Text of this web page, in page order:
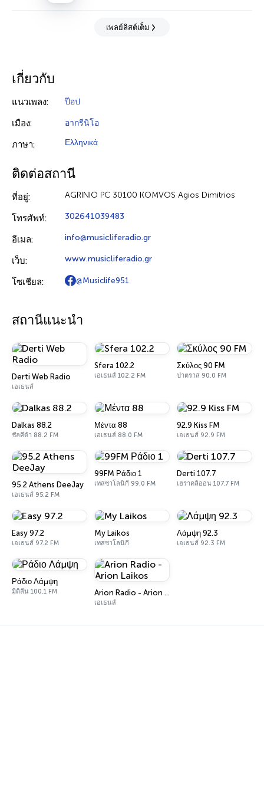
เพลย์ลิสต์เต็ม
เกี่ยวกับ
แนวเพลง: ป๊อป
เมือง: อากรีนิโอ
ภาษา: Ελληνικά
ติดต่อสถานี
ที่อยู่: AGRINIO PC 30100 KOMVOS Agios Dimitrios
โทรศัพท์: 302641039483
อีเมล: info@musicliferadio.gr
เว็บ: www.musicliferadio.gr
โซเชียล: @Musiclife951
สถานีแนะนำ
Derti Web Radio
เอเธนส์
Sfera 102.2
เอเธนส์ 102.2 FM
Σκύλος 90 FM
ปาตราส 90.0 FM
Dalkas 88.2
ชัลคีด้า 88.2 FM
Μέντα 88
เอเธนส์ 88.0 FM
92.9 Kiss FM
เอเธนส์ 92.9 FM
95.2 Athens DeeJay
เอเธนส์ 95.2 FM
99FM Ράδιο 1
เทสซาโลนิกี 99.0 FM
Derti 107.7
เฮราคลิออน 107.7 FM
Easy 97.2
เอเธนส์ 97.2 FM
My Laikos
เทสซาโลนิกี
Λάμψη 92.3
เอเธนส์ 92.3 FM
Ράδιο Λάμψη
มิติลีน 100.1 FM Arion Radio - Arion Laikos
เอเธนส์